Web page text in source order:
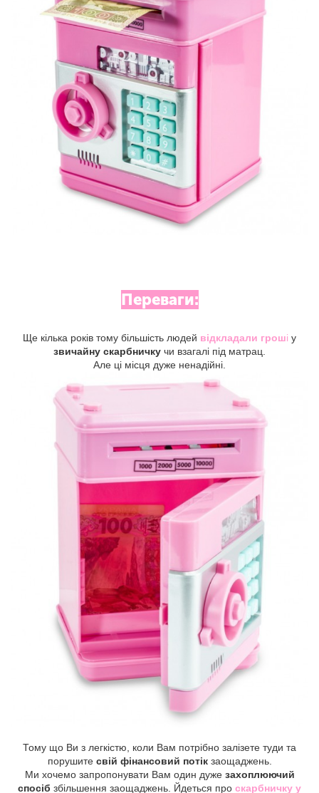
Переваги:
Ще кілька років тому більшість людей відкладали гроші у
звичайну скарбничку чи взагалі під матрац.
Але ці місця дуже ненадійні.
Тому що Ви з легкістю, коли Вам потрібно залізете туди та
порушите свій фінансовий потікзаощаджень.
Ми хочемо запропонувати Вам один дуже захоплюючий
спосіб збільшення заощаджень. Йдеться про скарбничку у